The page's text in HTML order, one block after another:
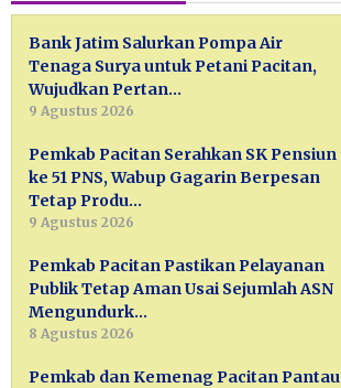
Bank Jatim Salurkan Pompa Air
Tenaga Surya untuk Petani Pacitan,
Wujudkan Pertan…
9 Agustus 2026
Pemkab Pacitan Serahkan SK Pensiun
ke 51 PNS, Wabup Gagarin Berpesan
Tetap Produ…
9 Agustus 2026
Pemkab Pacitan Pastikan Pelayanan
Publik Tetap Aman Usai Sejumlah ASN
Mengundurk…
8 Agustus 2026
Pemkab dan Kemenag Pacitan Pantau